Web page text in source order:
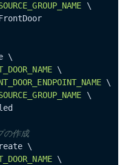
\
\
\
\
\
の作成
\
\